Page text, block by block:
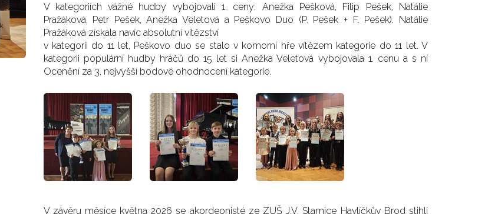
V kategoriích vážné hudby vybojovali 1. ceny: Anežka Pešková, Filip Pešek, Natálie
Pražáková, Petr Pešek, Anežka Veletová a Peškovo Duo (P. Pešek + F. Pešek). Natálie
Pražáková získala navíc absolutní vítězství
v kategorii do 11 let, Peškovo duo se stalo v komorní hře vítězem kategorie do 11 let. V
kategorii populární hudby hráčů do 15 let si Anežka Veletová vybojovala 1. cenu a s ní
Ocenění za 3. nejvyšší bodové ohodnocení kategorie.
V závěru měsíce května 2026 se akordeonisté ze ZUŠ J.V. Stamice Havlíčkův Brod stihli